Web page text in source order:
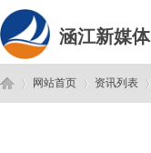
涵江新媒体
网站首页 资讯列表